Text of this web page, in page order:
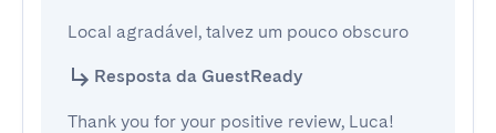
Local agradável, talvez um pouco obscuro
Resposta da GuestReady
Thank you for your positive review, Luca!